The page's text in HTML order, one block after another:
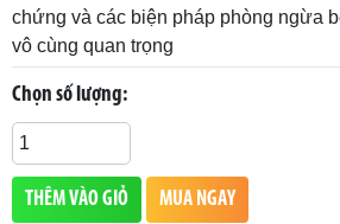
chứng và các biện pháp phòng ngừa
vô cùng quan trọng
Chọn số lượng:
THÊM VÀO GIỎ MUA NGAY